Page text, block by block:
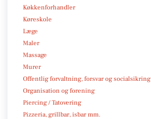
Køkkenforhandler
Køreskole
Læge
Maler
Massage
Murer
Offentlig forvaltning, forsvar og socialsikring
Organisation og forening
Piercing / Tatovering
Pizzeria, grillbar, isbar mm.